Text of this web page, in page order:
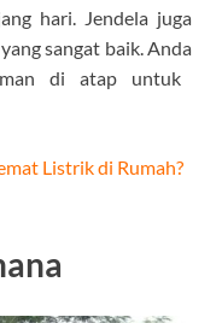
hari. Jendela juga
sangat baik. Anda
di atap untuk
Listrik di Rumah?